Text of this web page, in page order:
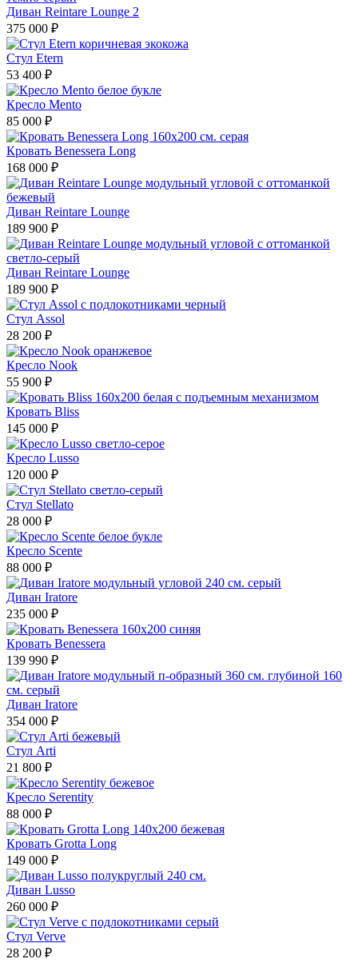
Диван Reintare Lounge 2
375 000 ₽
Стул Etern
53 400 ₽
Кресло Mento
85 000 ₽
Кровать Benessera Long
168 000 ₽
Диван Reintare Lounge
189 900 ₽
Диван Reintare Lounge
189 900 ₽
Стул Assol
28 200 ₽
Кресло Nook
55 900 ₽
Кровать Bliss
145 000 ₽
Кресло Lusso
120 000 ₽
Стул Stellato
28 000 ₽
Кресло Scente
88 000 ₽
Диван Iratore
235 000 ₽
Кровать Benessera
139 990 ₽
Диван Iratore
354 000 ₽
Стул Arti
21 800 ₽
Кресло Serentity
88 000 ₽
Кровать Grotta Long
149 000 ₽
Диван Lusso
260 000 ₽
Стул Verve
28 200 ₽